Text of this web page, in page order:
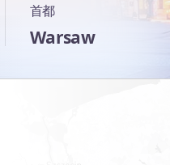
首都
Warsaw